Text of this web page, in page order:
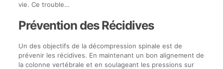
vie. Ce trouble…
Prévention des Récidives
Un des objectifs de la décompression spinale est de
prévenir les récidives. En maintenant un bon alignement de
la colonne vertébrale et en soulageant les pressions sur